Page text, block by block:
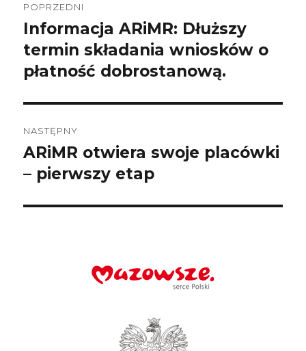
wpisu
POPRZEDNI
Poprzedni
wpis:
Informacja ARiMR: Dłuższy
termin składania wniosków o
płatność dobrostanową.
NASTĘPNY
Następny
wpis:
ARiMR otwiera swoje placówki
– pierwszy etap